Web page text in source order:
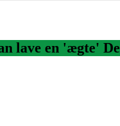
lave en 'ægte'